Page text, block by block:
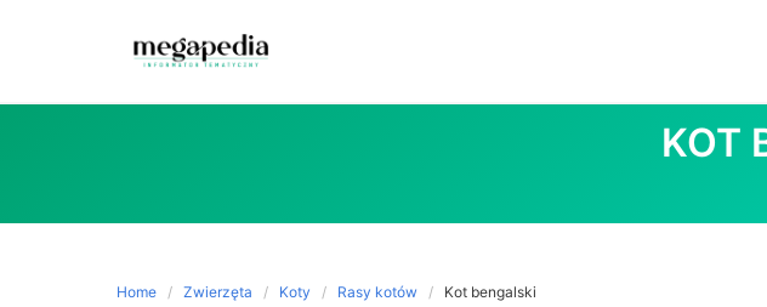
to
KOT
Home Zwierzęta Koty Rasy kotów Kot bengalski